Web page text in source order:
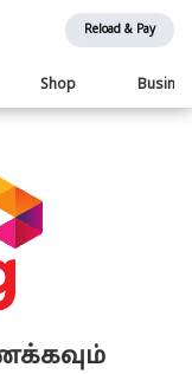
Reload & Pay
Shop